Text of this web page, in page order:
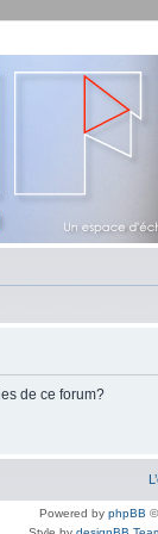
de ce forum?
Powered by phpBB